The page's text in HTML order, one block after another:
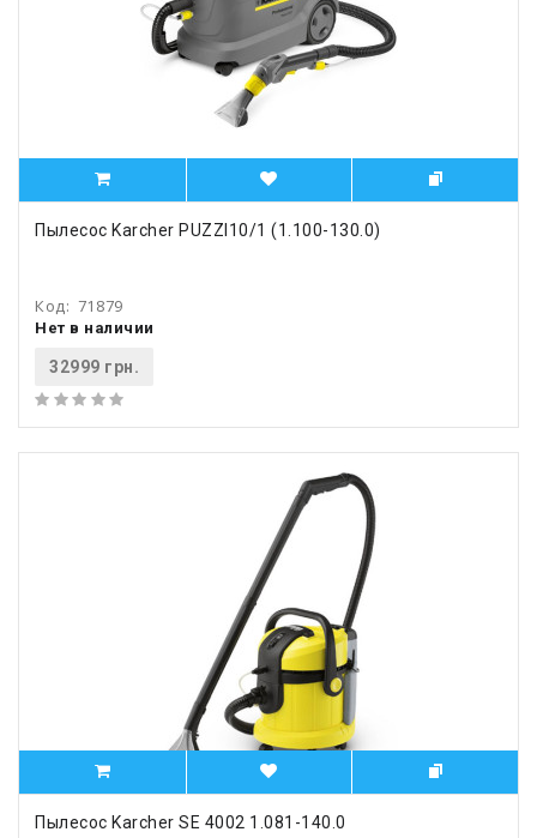
Пылесос Karcher PUZZI10/1 (1.100-130.0)
Код: 71879
Нет в наличии
32999 грн.
Пылесос Karcher SE 4002 1.081-140.0